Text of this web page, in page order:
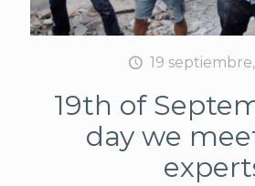
19
19th of
day we